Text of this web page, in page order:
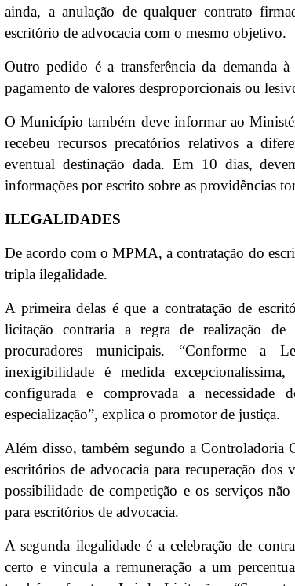
ainda, a anulação de qualquer contrato
escritório de advocacia com o mesmo objetivo.
Outro pedido é a transferência da demanda
pagamento de valores desproporcionais ou
O Município também deve informar ao
recebeu recursos precatórios relativos a
eventual destinação dada. Em 10 dias,
informações por escrito sobre as providências
ILEGALIDADES
De acordo com o MPMA, a contratação do
tripla ilegalidade.
A primeira delas é que a contratação de
licitação contraria a regra de realização
procuradores municipais. “Conforme a
inexigibilidade é medida
configurada e comprovada a necessidade
especialização”, explica o promotor de justiça.
Além disso, também segundo a Controladoria
escritórios de advocacia para recuperação
possibilidade de competição e os serviços
para escritórios de advocacia.
A segunda ilegalidade é a celebração de
certo e vincula a remuneração a um